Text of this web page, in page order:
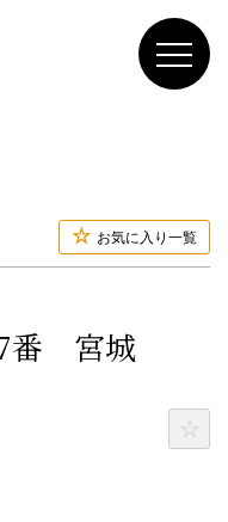
お気に入り一覧
番 宮城